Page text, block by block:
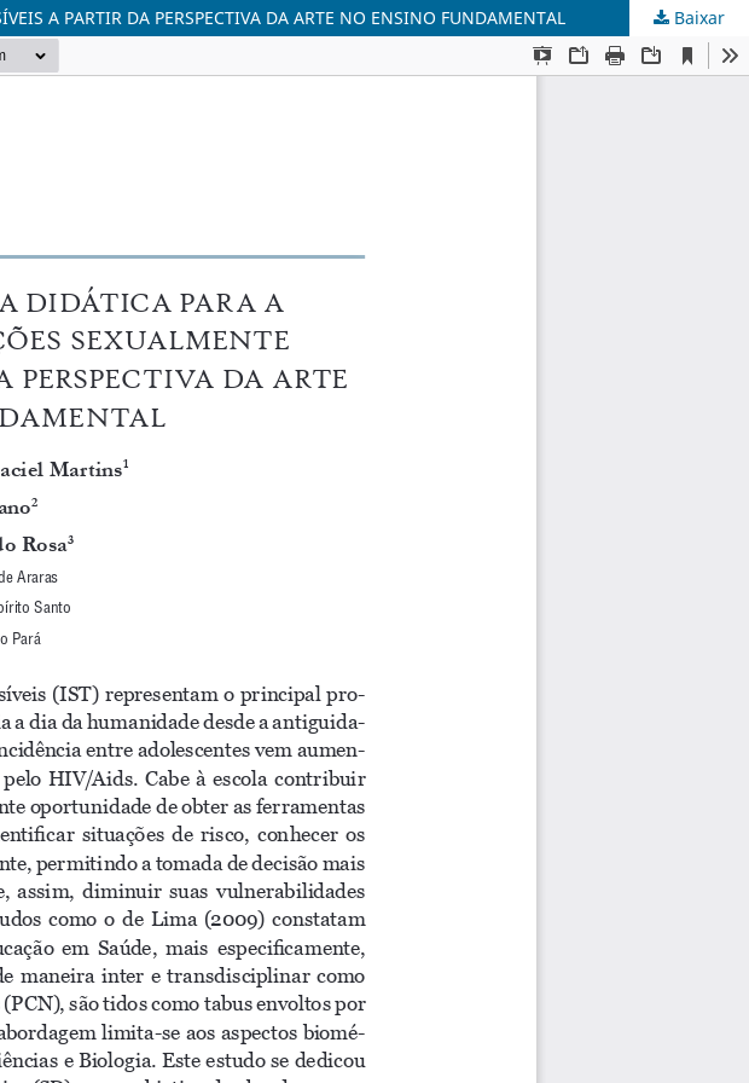
A PARTIR DA PERSPECTIVA DA ARTE NO ENSINO FUNDAMENTAL Baixar